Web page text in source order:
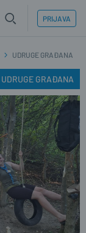
PRIJAVA
UDRUGE GRAĐANA
UDRUGE GRAĐANA